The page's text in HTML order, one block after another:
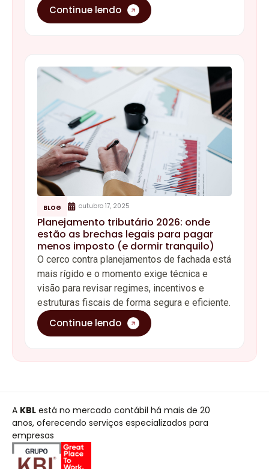
Continue lendo
BLOG outubro 17, 2025
Planejamento tributário 2026: onde
estão as brechas legais para pagar
menos imposto (e dormir tranquilo)
O cerco contra planejamentos de fachada está
mais rígido e o momento exige técnica e
visão para revisar regimes, incentivos e
estruturas fiscais de forma segura e eficiente.
Continue lendo
A KBL está no mercado contábil há mais de 20
anos, oferecendo serviços especializados para
empresas